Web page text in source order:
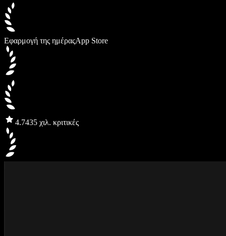
Εφαρμογή της ημέραςApp Store
4.7435 χιλ. κριτικές